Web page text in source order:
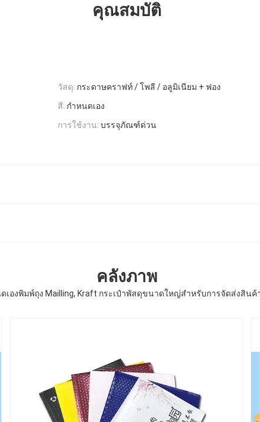
คุณสมบัติ
วัสดุ: กระดาษคราฟท์ / โพลี / อลูมิเนียม + ฟอง
สี: กำหนดเอง
การใช้งาน: บรรจุภัณฑ์ด่วน
คลังภาพ
องพิมพ์ถุง Mailling, Kraft กระเป๋าพัสดุขนาดใหญ่สำหรับการจัดส่งสินค้